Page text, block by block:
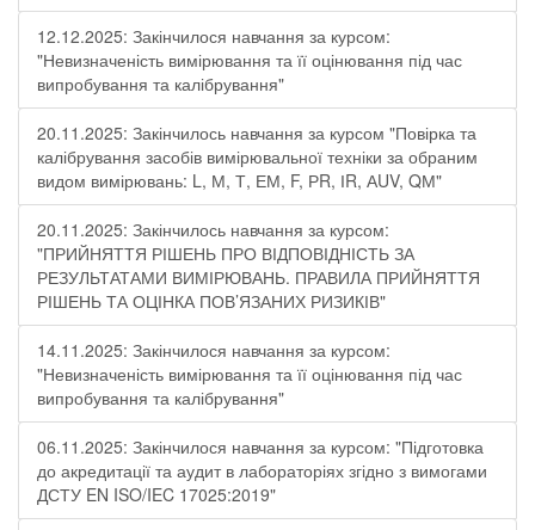
12.12.2025: Закінчилося навчання за курсом:
"Невизначеність вимірювання та її оцінювання під час
випробування та калібрування"
20.11.2025: Закінчилось навчання за курсом "Повірка та
калібрування засобів вимірювальної техніки за обраним
видом вимірювань: L, М, Т, ЕМ, F, РR, ІR, АUV, QМ"
20.11.2025: Закінчилось навчання за курсом:
"ПРИЙНЯТТЯ РІШЕНЬ ПРО ВІДПОВІДНІСТЬ ЗА
РЕЗУЛЬТАТАМИ ВИМІРЮВАНЬ. ПРАВИЛА ПРИЙНЯТТЯ
РІШЕНЬ ТА ОЦІНКА ПОВ’ЯЗАНИХ РИЗИКІВ"
14.11.2025: Закінчилося навчання за курсом:
"Невизначеність вимірювання та її оцінювання під час
випробування та калібрування"
06.11.2025: Закінчилося навчання за курсом: "Підготовка
до акредитації та аудит в лабораторіях згідно з вимогами
ДСТУ EN ISO/IEC 17025:2019"